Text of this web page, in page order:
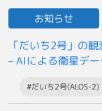
お知らせ
「だいち2号」の
– AIによる衛星デ
#だいち2号(ALOS-2)